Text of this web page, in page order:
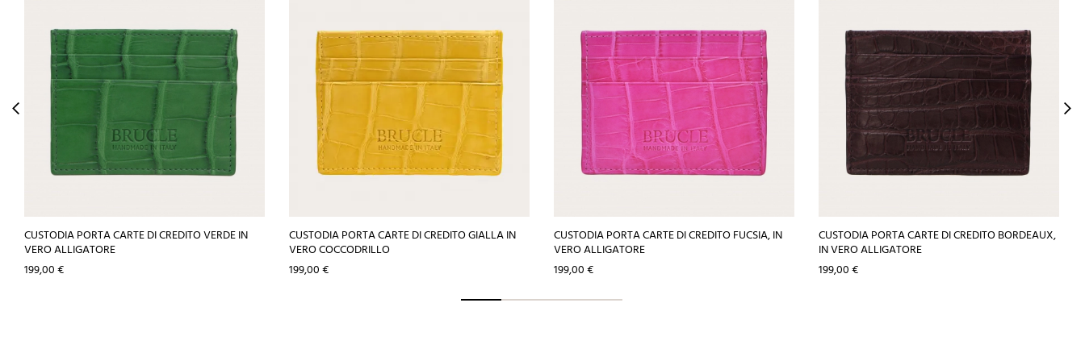
CUSTODIA PORTA CARTE DI CREDITO VERDE IN
VERO ALLIGATORE
Prezzo
199,00 €
CUSTODIA PORTA CARTE DI CREDITO GIALLA IN
VERO COCCODRILLO
Prezzo
199,00 €
CUSTODIA PORTA CARTE DI CREDITO FUCSIA, IN
VERO ALLIGATORE
Prezzo
199,00 €
CUSTODIA PORTA CARTE DI CREDITO BORDEAUX,
IN VERO ALLIGATORE
Prezzo
199,00 €